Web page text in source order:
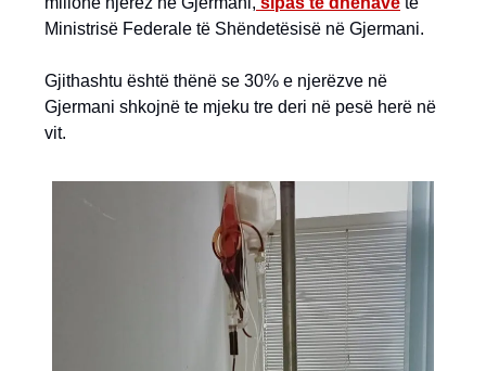
Ministrisë Federale të Shëndetësisë në Gjermani.
Gjithashtu është thënë se 30% e njerëzve në
Gjermani shkojnë te mjeku tre deri në pesë herë në
vit.